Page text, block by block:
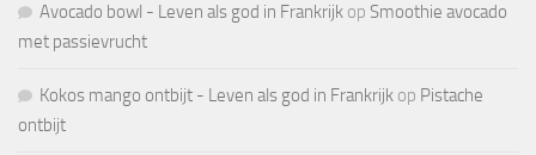
Avocado bowl - Leven als god in Frankrijk op Smoothie avocado
met passievrucht
Kokos mango ontbijt - Leven als god in Frankrijk op Pistache
ontbijt